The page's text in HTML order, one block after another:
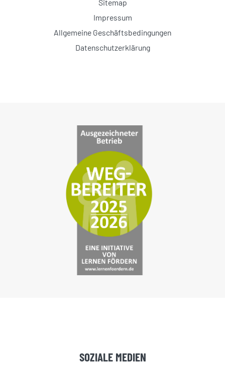
Sitemap
Impressum
Allgemeine Geschäftsbedingungen
Datenschutzerklärung
SOZIALE MEDIEN